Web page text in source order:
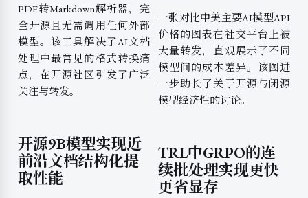
PDF转Markdown解析器，完
全开源且无需调用任何外部
模型。该工具解决了AI文档
处理中最常见的格式转换痛
点，在开源社区引发了广泛
关注与转发。
开源9B模型实现近
前沿文档结构化提
取性能
一张对比中美主要AI模型API
价格的图表在社交平台上被
大量转发，直观展示了不同
模型间的成本差异。该图进
一步助长了关于开源与闭源
模型经济性的讨论。
TRL中GRPO的连
续批处理实现更快
更省显存